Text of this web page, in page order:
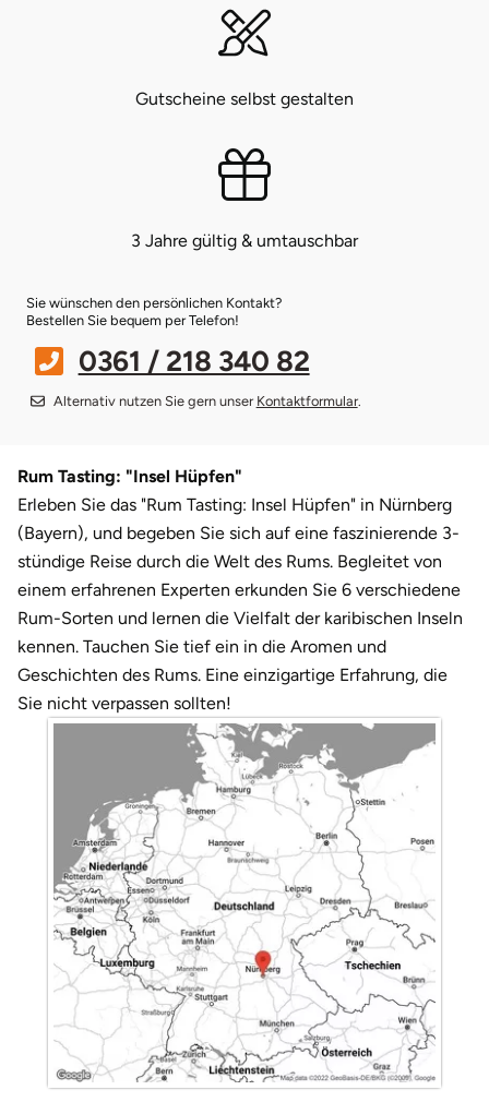
Gutscheine selbst gestalten
3 Jahre gültig & umtauschbar
Sie wünschen den persönlichen Kontakt?
Bestellen Sie bequem per Telefon!
0361 / 218 340 82
Alternativ nutzen Sie gern unser Kontaktformular.
Rum Tasting: "Insel Hüpfen"
Erleben Sie das "Rum Tasting: Insel Hüpfen" in Nürnberg
(Bayern), und begeben Sie sich auf eine faszinierende 3-
stündige Reise durch die Welt des Rums. Begleitet von
einem erfahrenen Experten erkunden Sie 6 verschiedene
Rum-Sorten und lernen die Vielfalt der karibischen Inseln
kennen. Tauchen Sie tief ein in die Aromen und
Geschichten des Rums. Eine einzigartige Erfahrung, die
Sie nicht verpassen sollten!
Cloppenburg
Deggendorf
Dessau
Dietzenbach
Dingolfing
Dortmund
Dresden
Duisburg
Düsseldorf
Erfurt
Ruhrgebiet
sächsische Schweiz
Weißenfels